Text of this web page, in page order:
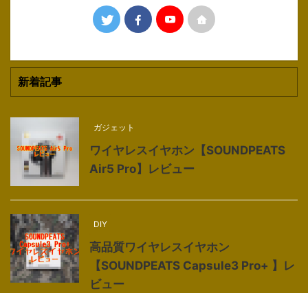
新着記事
ガジェット
ワイヤレスイヤホン【SOUNDPEATS
Air5 Pro】レビュー
DIY
高品質ワイヤレスイヤホン
【SOUNDPEATS Capsule3 Pro+ 】レ
ビュー